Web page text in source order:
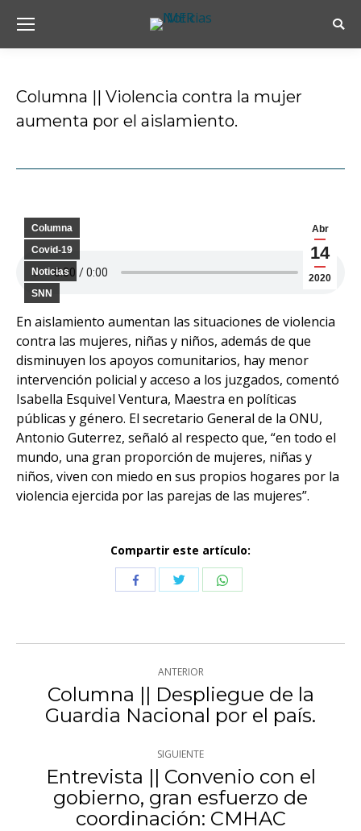
Columna || Violencia contra la mujer
aumenta por el aislamiento.
Abr
14
2020
Columna
Covid-19
Noticias
SNN
En aislamiento aumentan las situaciones de violencia
contra las mujeres, niñas y niños, además de que
disminuyen los apoyos comunitarios, hay menor
intervención policial y acceso a los juzgados, comentó
Isabella Esquivel Ventura, Maestra en políticas
públicas y género. El secretario General de la ONU,
Antonio Guterrez, señaló al respecto que, “en todo el
mundo, una gran proporción de mujeres, niñas y
niños, viven con miedo en sus propios hogares por la
violencia ejercida por las parejas de las mujeres”.
Compartir este artículo:
CompartirCompartirCompartir
Navegación
entre
publicaciones
ANTERIOR
Publicación
anterior:
Columna || Despliegue de la
Guardia Nacional por el país.
SIGUIENTE
Publicación
siguiente:
Entrevista || Convenio con el
gobierno, gran esfuerzo de
coordinación: CMHAC